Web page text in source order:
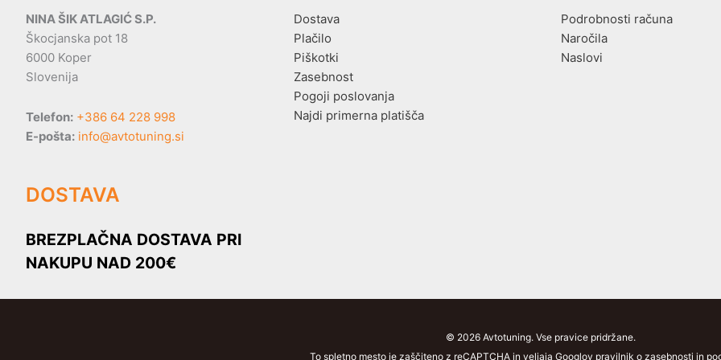
NINA ŠIK ATLAGIĆ S.P.
Škocjanska pot 18
6000 Koper
Slovenija
Telefon: +386 64 228 998
E-pošta: info@avtotuning.si
DOSTAVA
BREZPLAČNA DOSTAVA PRI
NAKUPU NAD 200€
Dostava
Plačilo
Piškotki
Zasebnost
Pogoji poslovanja
Najdi primerna platišča
Podrobnosti računa
Naročila
Naslovi
© 2026 Avtotuning. Vse pravice pridržane.
To spletno mesto je zaščiteno z reCAPTCHA in veljaja Googlov pravilnik o zasebnosti in